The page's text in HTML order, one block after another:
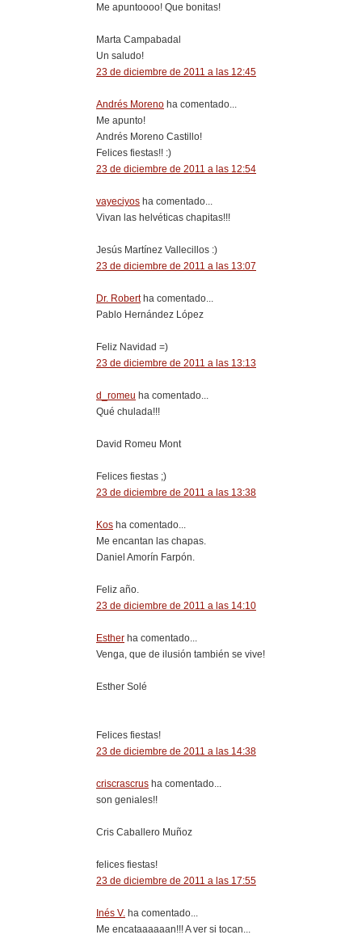
Me apuntoooo! Que bonitas!
Marta Campabadal
Un saludo!
23 de diciembre de 2011 a las 12:45
Andrés Moreno ha comentado...
Me apunto!
Andrés Moreno Castillo!
Felices fiestas!! :)
23 de diciembre de 2011 a las 12:54
vayeciyos ha comentado...
Vivan las helvéticas chapitas!!!
Jesús Martínez Vallecillos :)
23 de diciembre de 2011 a las 13:07
Dr. Robertha comentado...
Pablo Hernández López
Feliz Navidad =)
23 de diciembre de 2011 a las 13:13
d_romeu ha comentado...
Qué chulada!!!
David Romeu Mont
Felices fiestas ;)
23 de diciembre de 2011 a las 13:38
Kos ha comentado...
Me encantan las chapas.
Daniel Amorín Farpón.
Feliz año.
23 de diciembre de 2011 a las 14:10
Esther ha comentado...
Venga, que de ilusión también se vive!
Esther Solé
Felices fiestas!
23 de diciembre de 2011 a las 14:38
criscrascrus ha comentado...
son geniales!!
Cris Caballero Muñoz
felices fiestas!
23 de diciembre de 2011 a las 17:55
Inés V. ha comentado...
Me encataaaaaan!!! A ver si tocan...